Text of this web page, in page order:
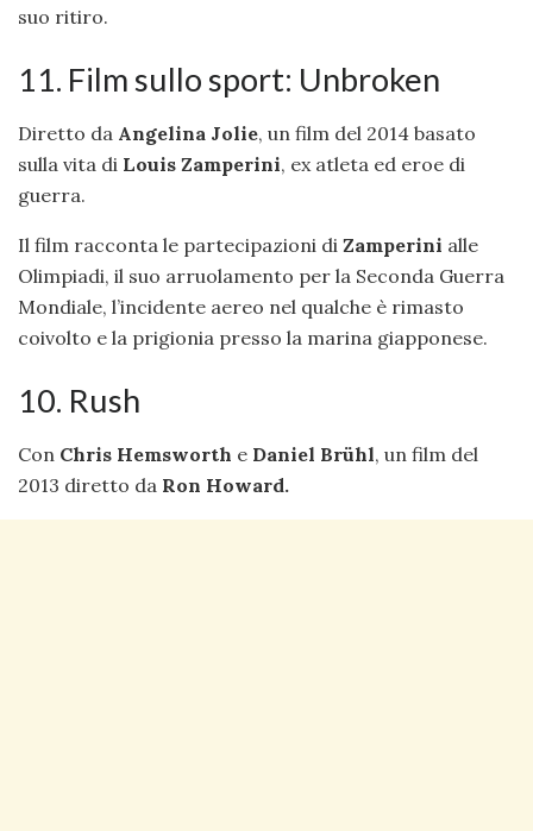
suo ritiro.
11. Film sullo sport: Unbroken
Diretto da Angelina Jolie, un film del 2014 basato
sulla vita di Louis Zamperini, ex atleta ed eroe di
guerra.
Il film racconta le partecipazioni di Zamperini alle
Olimpiadi, il suo arruolamento per la Seconda Guerra
Mondiale, l’incidente aereo nel qualche è rimasto
coivolto e la prigionia presso la marina giapponese.
10. Rush
Con Chris Hemsworth e Daniel Brühl, un film del
2013 diretto da Ron Howard.